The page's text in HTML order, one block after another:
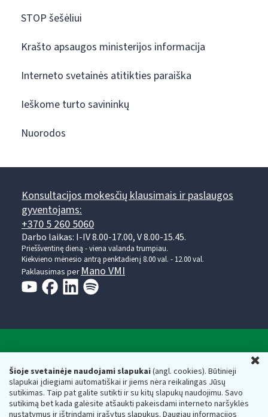
Šioje svetainėje naudojami slapukai(angl. cookies). Būtinieji
slapukai įdiegiami automatiškai ir jiems nėra reikalingas Jūsų
sutikimas. Taip pat galite sutikti ir su kitų slapukų naudojimu. Savo
sutikimą bet kada galėsite atšaukti pakeisdami interneto naršyklės
nustatymus ir ištrindami įrašytus slapukus. Daugiau informacijos
STOP šešėliui
Krašto apsaugos ministerijos informacija
Interneto svetainės atitikties paraiška
Ieškome turto savininkų
Nuorodos
Konsultacijos mokesčių klausimais ir paslaugos
gyventojams:
+370 5 260 5060
Darbo laikas: I-IV 8.00-17.00, V 8.00-15.45.
Prieššventinę dieną - viena valanda trumpiau.
Kiekvieno mėnesio antrą penktadienį 8.00 val. - 12.00 val.
Paklausimas perMano VMI
Valstybinė mokesčių inspekcija prie Lietuvos
Respublikos finansų ministerijos
Biudžetinė įstaiga. Juridinio asmens kodas — 188659752,
adresas: Vasario 16-osios g. 14, 01107 Vilnius, Lietuva, el.paštas:
vmi@vmi.lt, E. pristatymo dėžutės adresas 188659752